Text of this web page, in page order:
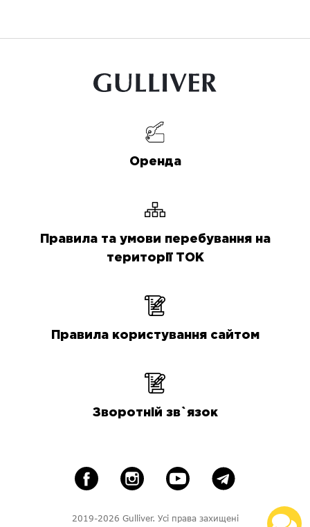
Оренда
Правила та умови перебування на
території ТОК
Правила користування сайтом
Зворотній зв`язок
2019-2026 Gulliver. Усі права захищені